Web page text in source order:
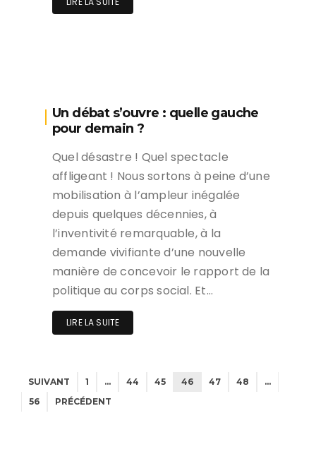
Un débat s’ouvre : quelle gauche
pour demain ?
Quel désastre ! Quel spectacle
affligeant ! Nous sortons à peine d’une
mobilisation à l’ampleur inégalée
depuis quelques décennies, à
l’inventivité remarquable, à la
demande vivifiante d’une nouvelle
manière de concevoir le rapport de la
politique au corps social. Et…
LIRE LA SUITE
SUIVANT 1 … 44 45 46 47 48
…
56
PRÉCÉDENT